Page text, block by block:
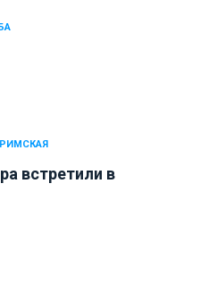
встретили в